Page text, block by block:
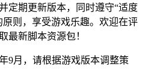
定期更新版本，同时遵守“适度
则，享受游戏乐趣。欢迎在评
最新脚本资源包！
9月，请根据游戏版本调整策